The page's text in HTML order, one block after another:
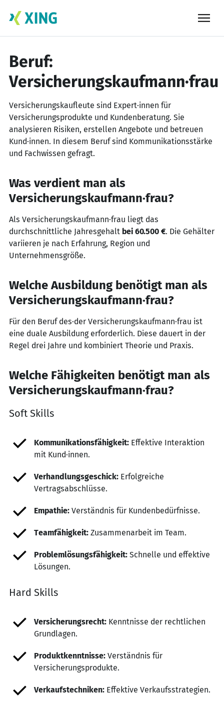
Beruf:
Versicherungskaufmann·frau
Versicherungskaufleute sind Expert·innen für
Versicherungsprodukte und Kundenberatung. Sie
analysieren Risiken, erstellen Angebote und betreuen
Kund·innen. In diesem Beruf sind Kommunikationsstärke
und Fachwissen gefragt.
Was verdient man als
Versicherungskaufmann·frau?
Als Versicherungskaufmann·frau liegt das
durchschnittliche Jahresgehalt bei 60.500 €. Die Gehälter
variieren je nach Erfahrung, Region und
Unternehmensgröße.
Welche Ausbildung benötigt man als
Versicherungskaufmann·frau?
Für den Beruf des·der Versicherungskaufmann·frau ist
eine duale Ausbildung erforderlich. Diese dauert in der
Regel drei Jahre und kombiniert Theorie und Praxis.
Welche Fähigkeiten benötigt man als
Versicherungskaufmann·frau?
Soft Skills
Kommunikationsfähigkeit: Effektive Interaktion
mit Kund·innen.
Verhandlungsgeschick: Erfolgreiche
Vertragsabschlüsse.
Empathie: Verständnis für Kundenbedürfnisse.
Teamfähigkeit: Zusammenarbeit im Team.
Problemlösungsfähigkeit: Schnelle und effektive
Lösungen.
Hard Skills
Versicherungsrecht: Kenntnisse der rechtlichen
Grundlagen.
Produktkenntnisse: Verständnis für
Versicherungsprodukte.
Verkaufstechniken: Effektive Verkaufsstrategien.